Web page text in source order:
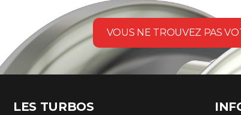
VOUS NE TROUVEZ PAS
LES TURBOS